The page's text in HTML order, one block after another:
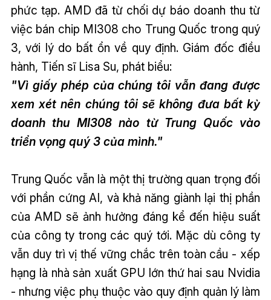
phức tạp. AMD đã từ chối dự báo doanh thu từ
việc bán chip MI308 cho Trung Quốc trong quý
3, với lý do bất ổn về quy định. Giám đốc điều
hành, Tiến sĩ Lisa Su, phát biểu:
"Vì giấy phép của chúng tôi vẫn đang được
xem xét nên chúng tôi sẽ không đưa bất kỳ
doanh thu MI308 nào từ Trung Quốc vào
triển vọng quý 3 của mình."
Trung Quốc vẫn là một thị trường quan trọng đối
với phần cứng AI, và khả năng giành lại thị phần
của AMD sẽ ảnh hưởng đáng kể đến hiệu suất
của công ty trong các quý tới. Mặc dù công ty
vẫn duy trì vị thế vững chắc trên toàn cầu - xếp
hạng là nhà sản xuất GPU lớn thứ hai sau Nvidia
- nhưng việc phụ thuộc vào quy định quản lý làm